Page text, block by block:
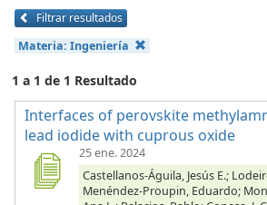
Filtrar resultados
Materia: Ingeniería
1 a 1 de 1 Resultado
Interfaces of perovskite
lead iodide with cuprous oxide
25 ene. 2024
Castellanos-Águila, Jesús E.;
Menéndez-Proupin, Eduardo;